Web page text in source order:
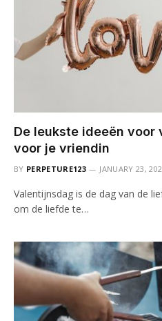
De leukste ideeën
voor je vriendin
BY PERPETURE123 JANUARY 23,
Valentijnsdag is de dag van de
om de liefde te…